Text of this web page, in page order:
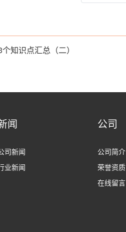
知识点汇总（二）
闻
司新闻
业新闻
公司
公司简介
荣誉资质
在线留言